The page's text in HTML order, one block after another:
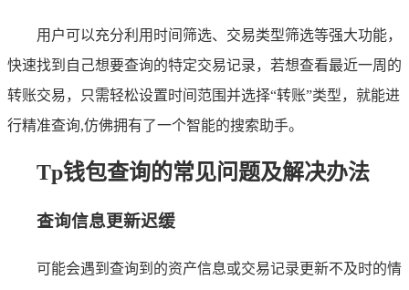
用户可以充分利用时间筛选、交易类型筛选等强大功能，
快速找到自己想要查询的特定交易记录，若想查看最近一周的
转账交易，只需轻松设置时间范围并选择“转账”类型，就能进
行精准查询,仿佛拥有了一个智能的搜索助手。
Tp钱包查询的常见问题及解决办法
查询信息更新迟缓
可能会遇到查询到的资产信息或交易记录更新不及时的情